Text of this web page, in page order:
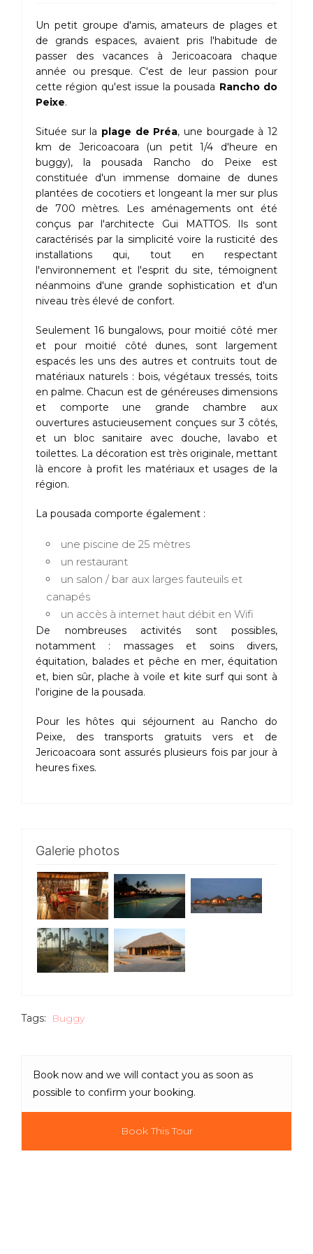
Un petit groupe d'amis, amateurs de plages et
de grands espaces, avaient pris l'habitude de
passer des vacances à Jericoacoara chaque
année ou presque. C'est de leur passion pour
cette région qu'est issue la pousada Rancho do
Peixe.
Située sur la plage de Préa, une bourgade à 12
km de Jericoacoara (un petit 1/4 d'heure en
buggy), la pousada Rancho do Peixe est
constituée d'un immense domaine de dunes
plantées de cocotiers et longeant la mer sur plus
de 700 mètres. Les aménagements ont été
conçus par l'architecte Gui MATTOS. Ils sont
caractérisés par la simplicité voire la rusticité des
installations qui, tout en respectant
l'environnement et l'esprit du site, témoignent
néanmoins d'une grande sophistication et d'un
niveau très élevé de confort.
Seulement 16 bungalows, pour moitié côté mer
et pour moitié côté dunes, sont largement
espacés les uns des autres et contruits tout de
matériaux naturels : bois, végétaux tressés, toits
en palme. Chacun est de généreuses dimensions
et comporte une grande chambre aux
ouvertures astucieusement conçues sur 3 côtés,
et un bloc sanitaire avec douche, lavabo et
toilettes. La décoration est très originale, mettant
là encore à profit les matériaux et usages de la
région.
La pousada comporte également :
une piscine de 25 mètres
un restaurant
un salon / bar aux larges fauteuils et
canapés
un accès à internet haut débit en Wifi
De nombreuses activités sont possibles,
notamment : massages et soins divers,
équitation, balades et pêche en mer, équitation
et, bien sûr, plache à voile et kite surf qui sont à
l'origine de la pousada.
Pour les hôtes qui séjournent au Rancho do
Peixe, des transports gratuits vers et de
Jericoacoara sont assurés plusieurs fois par jour à
heures fixes.
Galerie photos
Tags: Buggy
Book now and we will contact you as soon as
possible to confirm your booking.
Book This Tour